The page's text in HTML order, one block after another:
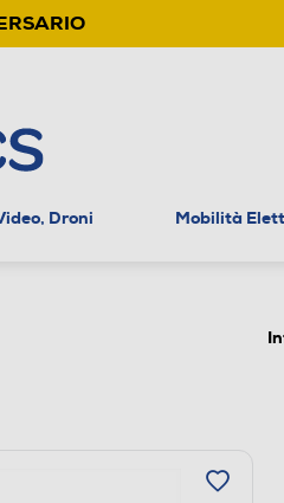
Droni Mobilità